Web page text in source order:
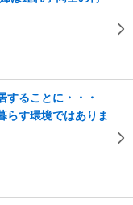
することに・・・
らす環境ではありま